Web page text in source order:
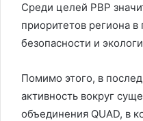
Среди целей PBP
приоритетов региона
безопасности и
Помимо этого, в
активность вокруг
объединения QUAD, в